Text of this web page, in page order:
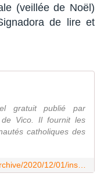
(veillée de Noël)
de lire et
gratuit publié par
de Vico. Il fournit les
catholiques des